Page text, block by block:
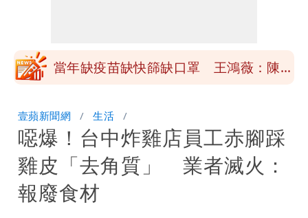
10.6億顧問費決策過程在哪
當年缺疫苗缺快篩缺口罩 王鴻薇：陳時
聲押？交保？複訊後揭曉
慈濟買BNT遭詐10億元 蔡英文：政府
很多謹慎判斷當時未被理解
抄襲造假當上劍橋大學教授 神鬼級履歷
「攏係假」
壹蘋新聞網 生活
噁爆！台中炸雞店員工赤腳踩
雞皮「去角質」 業者滅火：
報廢食材